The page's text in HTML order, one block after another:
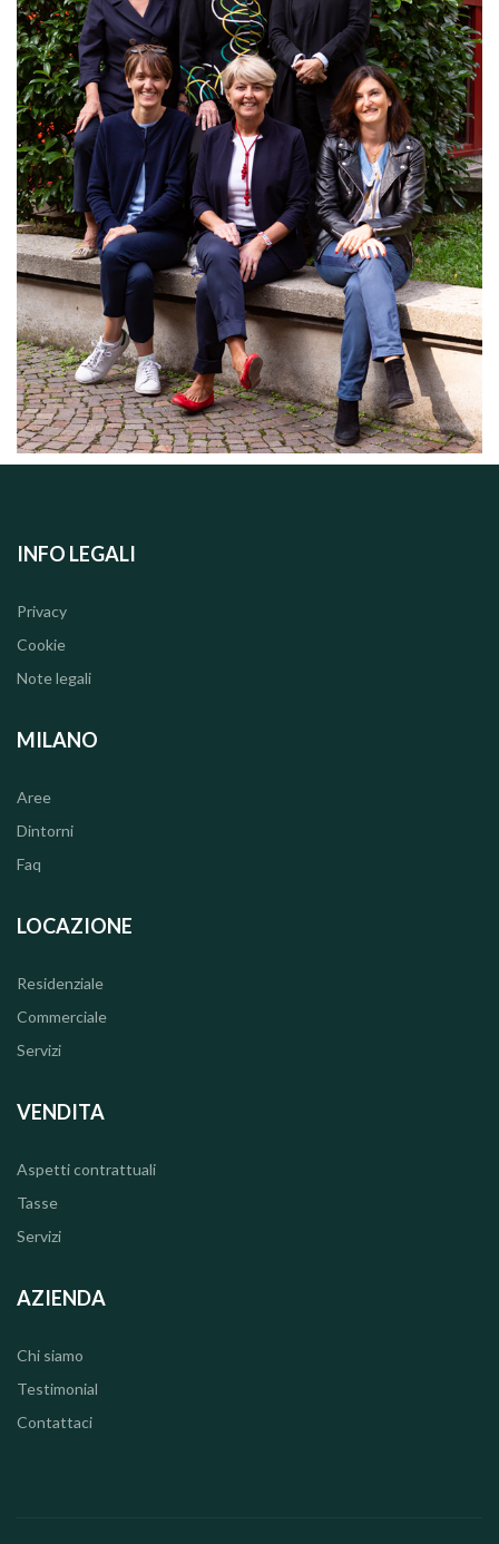
INFO LEGALI
Privacy
Cookie
Note legali
MILANO
Aree
Dintorni
Faq
LOCAZIONE
Residenziale
Commerciale
Servizi
VENDITA
Aspetti contrattuali
Tasse
Servizi
AZIENDA
Chi siamo
Testimonial
Contattaci